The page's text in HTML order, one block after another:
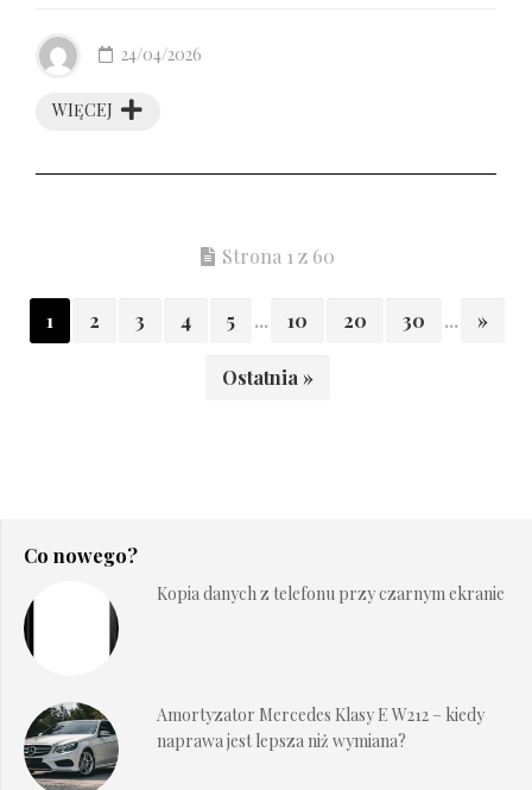
WIĘCEJ
24/04/2026
Strona 1 z 60
1 2 3 4 5 ... 10 20 30 ... »
Ostatnia »
Co nowego?
Kopia danych z telefonu przy czarnym ekranie
Amortyzator Mercedes Klasy E W212 – kiedy
naprawa jest lepsza niż wymiana?